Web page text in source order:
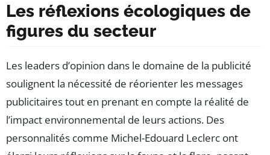
Les réflexions écologiques de
figures du secteur
Les leaders d’opinion dans le domaine de la publicité
soulignent la nécessité de réorienter les messages
publicitaires tout en prenant en compte la réalité de
l’impact environnemental de leurs actions. Des
personnalités comme Michel-Edouard Leclerc ont